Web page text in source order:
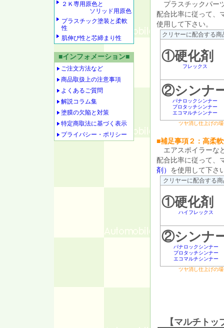
２Ｋ専用原色と
ソリッド用原色
プラスチック塗装と柔軟
性
肌伸び性と芯締まり性
■インフォメーション■
ご注文方法など
商品取扱上の注意事項
よくあるご質問
解説コラム集
塗膜の欠陥と対策
特定商取法に基づく表示
プライバシー・ポリシー
プラスチックパー
配合比率に従って、
使用して下さい。
クリヤーに配合する商
①硬化剤
フレックス
②シンナ
パナロックシンナー
プロタッチシンナー
エコマルチシンナー
ツヤ消し仕上げの
■補足事項２：高柔
エアスポイラーな
配合比率に従って、
剤） を使用して下さ
クリヤーに配合する
①硬化剤
ハイフレックス
②シンナ
パナロックシンナー
プロタッチシンナー
エコマルチシンナー
ツヤ消し仕上げの
【マルチト